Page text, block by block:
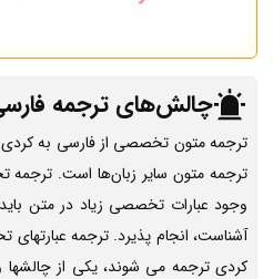
چالش‌های ترجمه
ترجمه متون تخصصی از فارسی به کردی
ترجمه متون سایر زبان‌ها است.
وجود عبارات تخصصی زیاد در متن
آشناست، انجام پذیرد. ترجمه
کردی ترجمه می شوند، یکی از